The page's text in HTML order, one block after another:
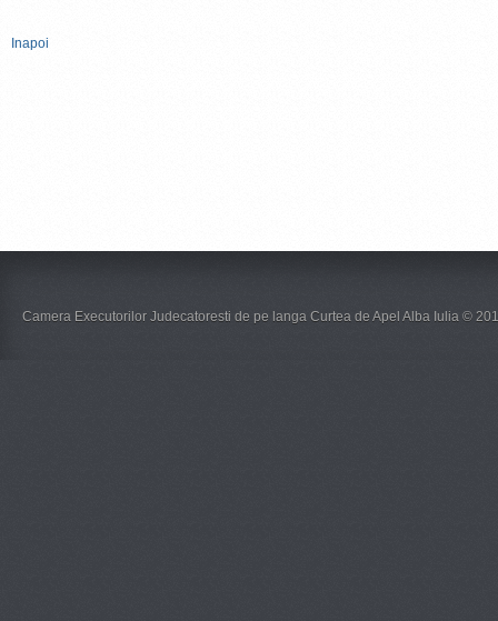
Inapoi
Camera Executorilor Judecatoresti de pe langa Curtea de Apel Alba Iulia ©